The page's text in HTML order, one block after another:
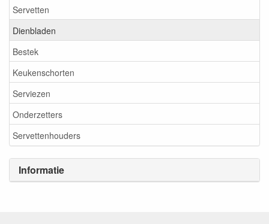
Servetten
Dienbladen
Bestek
Keukenschorten
Serviezen
Onderzetters
Servettenhouders
Informatie